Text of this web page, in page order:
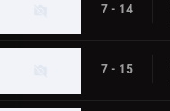
7 - 14
7 - 15